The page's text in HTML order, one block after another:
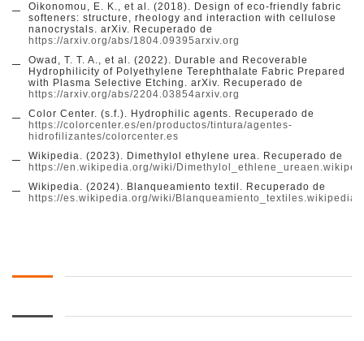
Oikonomou, E. K., et al. (2018). Design of eco-friendly fabric
softeners: structure, rheology and interaction with cellulose
nanocrystals. arXiv. Recuperado de
https://arxiv.org/abs/1804.09395arxiv.org
Owad, T. T. A., et al. (2022). Durable and Recoverable
Hydrophilicity of Polyethylene Terephthalate Fabric Prepared
with Plasma Selective Etching. arXiv. Recuperado de
https://arxiv.org/abs/2204.03854arxiv.org
Color Center. (s.f.). Hydrophilic agents. Recuperado de
https://colorcenter.es/en/productos/tintura/agentes-
hidrofilizantes/colorcenter.es
Wikipedia. (2023). Dimethylol ethylene urea. Recuperado de
https://en.wikipedia.org/wiki/Dimethylol_ethlene_urea
Wikipedia. (2024). Blanqueamiento textil. Recuperado de
https://es.wikipedia.org/wiki/Blanqueamiento_textil